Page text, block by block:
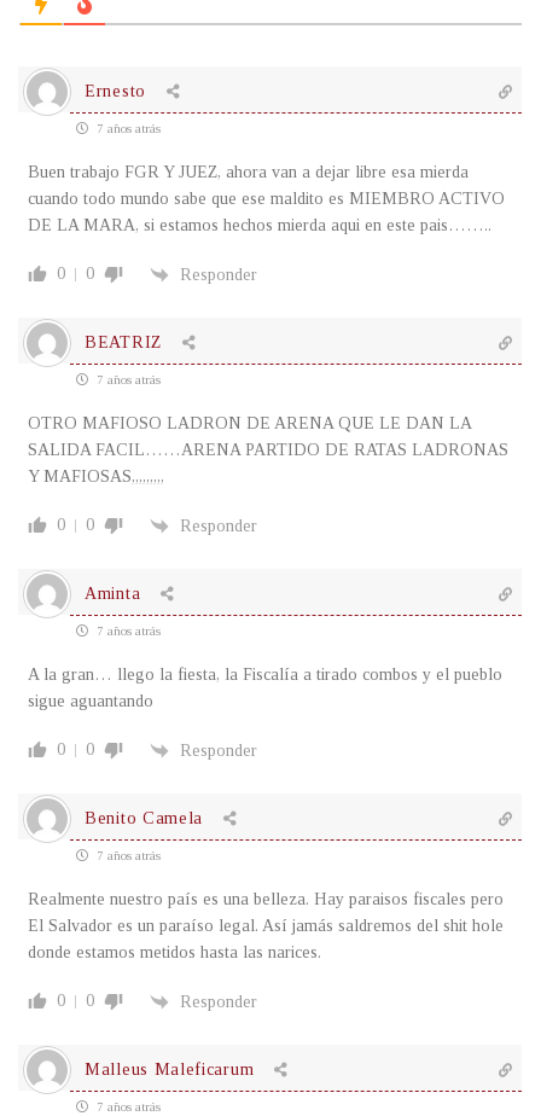
Ernesto
7 años atrás
Buen trabajo FGR Y JUEZ, ahora van a dejar libre esa mierda
cuando todo mundo sabe que ese maldito es MIEMBRO ACTIVO
DE LA MARA, si estamos hechos mierda aqui en este pais……..
0 0 Responder
BEATRIZ
7 años atrás
OTRO MAFIOSO LADRON DE ARENA QUE LE DAN LA
SALIDA FACIL……ARENA PARTIDO DE RATAS LADRONAS
Y MAFIOSAS,,,,,,,,,
0 0 Responder
Aminta
7 años atrás
A la gran… llego la fiesta, la Fiscalía a tirado combos y el pueblo
sigue aguantando
0 0 Responder
Benito Camela
7 años atrás
Realmente nuestro país es una belleza. Hay paraisos fiscales pero
El Salvador es un paraíso legal. Así jamás saldremos del shit hole
donde estamos metidos hasta las narices.
0 0 Responder
Malleus Maleficarum
7 años atrás